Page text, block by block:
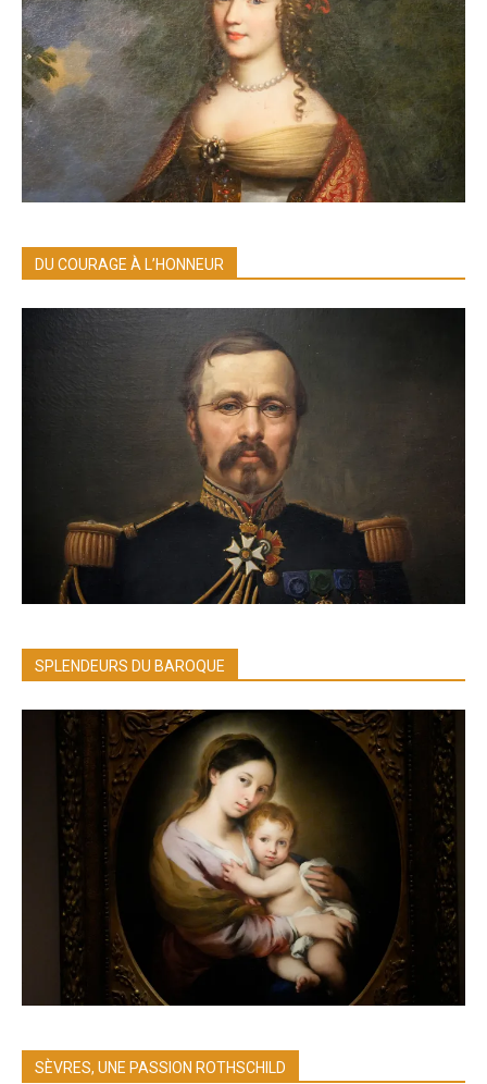
DU COURAGE À L’HONNEUR
SPLENDEURS DU BAROQUE
SÈVRES, UNE PASSION ROTHSCHILD